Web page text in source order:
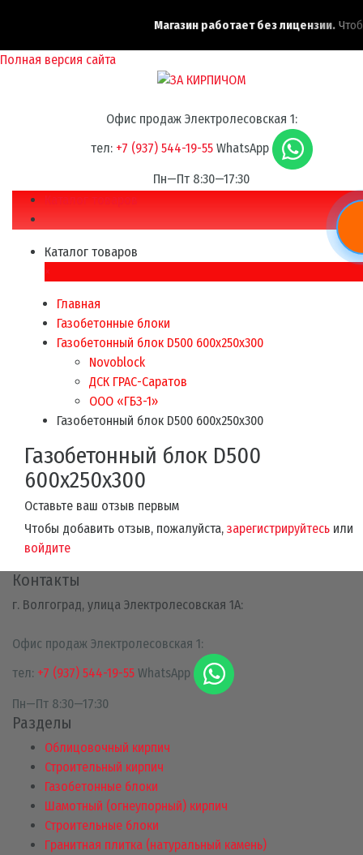
Магазин работает без лицензии.
Полная версия сайта
Офис продаж Электролесовская 1:
тел: +7 (937) 544-19-55WhatsApp
Пн—Пт 8:30—17:30
Каталог товаров
Каталог товаров
×
Главная
Газобетонные блоки
Газобетонный блок D500 600х250х300
Novoblock
ДСК ГРАС-Саратов
ООО «ГБЗ-1»
Газобетонный блок D500 600х250х300
Газобетонный блок D500
600х250х300
Оставьте ваш отзыв первым
Чтобы добавить отзыв, пожалуйста, зарегистрируйтесь или
войдите
Контакты
г. Волгоград, улица Электролесовская 1А:
Офис продаж Электролесовская 1:
тел: +7 (937) 544-19-55 WhatsApp
Пн—Пт 8:30—17:30
Разделы
Облицовочный кирпич
Строительный кирпич
Газобетонные блоки
Шамотный (огнеупорный) кирпич
Строительные блоки
Гранитная плитка (натуральный камень)